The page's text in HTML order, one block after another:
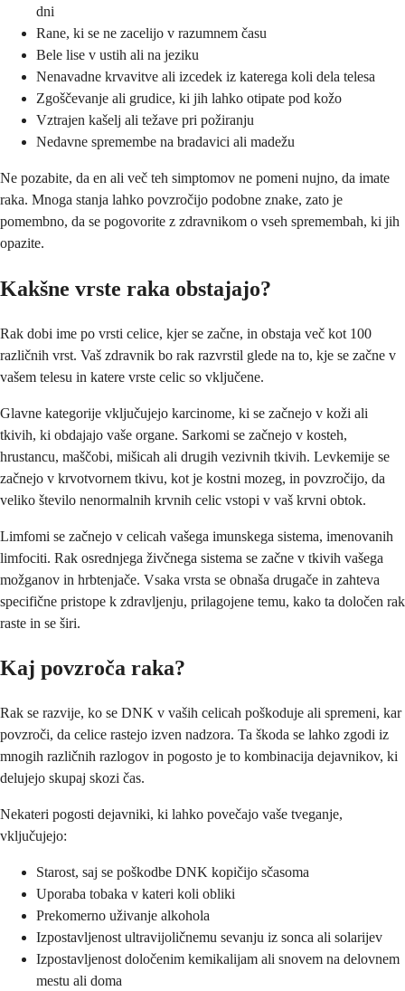
dni
Rane, ki se ne zacelijo v razumnem času
Bele lise v ustih ali na jeziku
Nenavadne krvavitve ali izcedek iz katerega koli dela telesa
Zgoščevanje ali grudice, ki jih lahko otipate pod kožo
Vztrajen kašelj ali težave pri požiranju
Nedavne spremembe na bradavici ali madežu
Ne pozabite, da en ali več teh simptomov ne pomeni nujno, da imate
raka. Mnoga stanja lahko povzročijo podobne znake, zato je
pomembno, da se pogovorite z zdravnikom o vseh spremembah, ki jih
opazite.
Kakšne vrste raka obstajajo?
Rak dobi ime po vrsti celice, kjer se začne, in obstaja več kot 100
različnih vrst. Vaš zdravnik bo rak razvrstil glede na to, kje se začne v
vašem telesu in katere vrste celic so vključene.
Glavne kategorije vključujejo karcinome, ki se začnejo v koži ali
tkivih, ki obdajajo vaše organe. Sarkomi se začnejo v kosteh,
hrustancu, maščobi, mišicah ali drugih vezivnih tkivih. Levkemije se
začnejo v krvotvornem tkivu, kot je kostni mozeg, in povzročijo, da
veliko število nenormalnih krvnih celic vstopi v vaš krvni obtok.
Limfomi se začnejo v celicah vašega imunskega sistema, imenovanih
limfociti. Rak osrednjega živčnega sistema se začne v tkivih vašega
možganov in hrbtenjače. Vsaka vrsta se obnaša drugače in zahteva
specifične pristope k zdravljenju, prilagojene temu, kako ta določen rak
raste in se širi.
Kaj povzroča raka?
Rak se razvije, ko se DNK v vaših celicah poškoduje ali spremeni, kar
povzroči, da celice rastejo izven nadzora. Ta škoda se lahko zgodi iz
mnogih različnih razlogov in pogosto je to kombinacija dejavnikov, ki
delujejo skupaj skozi čas.
Nekateri pogosti dejavniki, ki lahko povečajo vaše tveganje,
vključujejo:
Starost, saj se poškodbe DNK kopičijo sčasoma
Uporaba tobaka v kateri koli obliki
Prekomerno uživanje alkohola
Izpostavljenost ultravijoličnemu sevanju iz sonca ali solarijev
Izpostavljenost določenim kemikalijam ali snovem na delovnem
mestu ali doma